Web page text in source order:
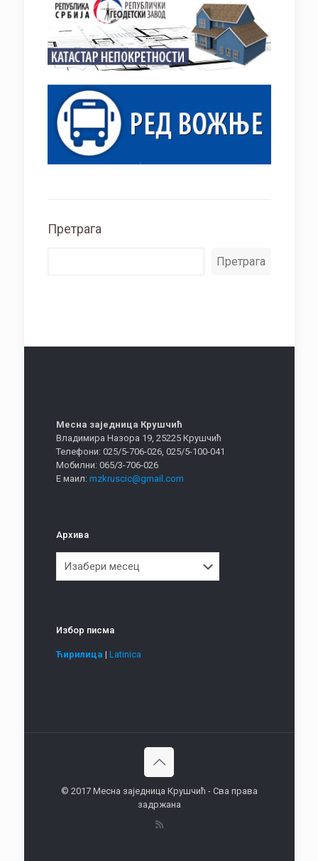
Претрага
Претрага
Месна заједница Крушчић
Владимира Назора 19, 25225 Крушчић
Телефони: 025/5-706-026, 025/5-100-041
Мобилни: 065/3-706-026
Е маил: mzkruscic@gmail.com
Архива
Избор писма
Ћирилица | Latinica
© 2017 Месна заједница Крушчић - Сва права
задржана